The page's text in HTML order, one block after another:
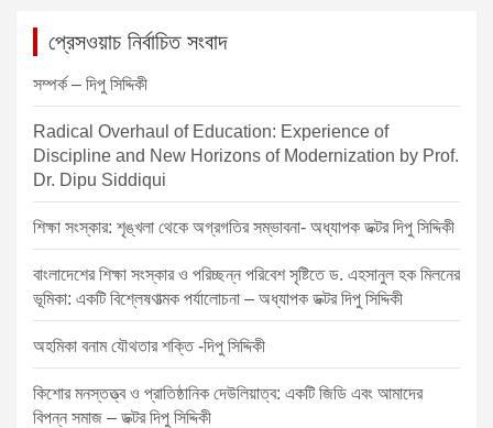
প্রেসওয়াচ নির্বাচিত সংবাদ
সম্পর্ক – দিপু সিদ্দিকী
Radical Overhaul of Education: Experience of
Discipline and New Horizons of Modernization by Prof.
Dr. Dipu Siddiqui
শিক্ষা সংস্কার: শৃঙ্খলা থেকে অগ্রগতির সম্ভাবনা- অধ্যাপক ডক্টর দিপু সিদ্দিকী
বাংলাদেশের শিক্ষা সংস্কার ও পরিচ্ছন্ন পরিবেশ সৃষ্টিতে ড. এহসানুল হক মিলনের
ভূমিকা: একটি বিশ্লেষণাত্মক পর্যালোচনা – অধ্যাপক ডক্টর দিপু সিদ্দিকী
অহমিকা বনাম যৌথতার শক্তি -দিপু সিদ্দিকী
কিশোর মনস্তত্ত্ব ও প্রাতিষ্ঠানিক দেউলিয়াত্ব: একটি জিডি এবং আমাদের
বিপন্ন সমাজ – ডক্টর দিপু সিদ্দিকী